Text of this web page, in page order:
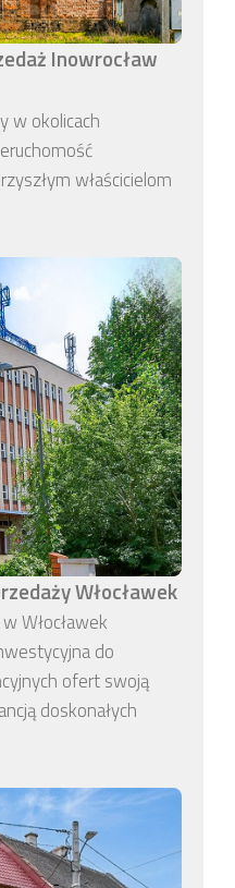
Inowrocław
w okolicach
właścicielom
Włocławek
Włocławek
do
ofert swoją
doskonałych